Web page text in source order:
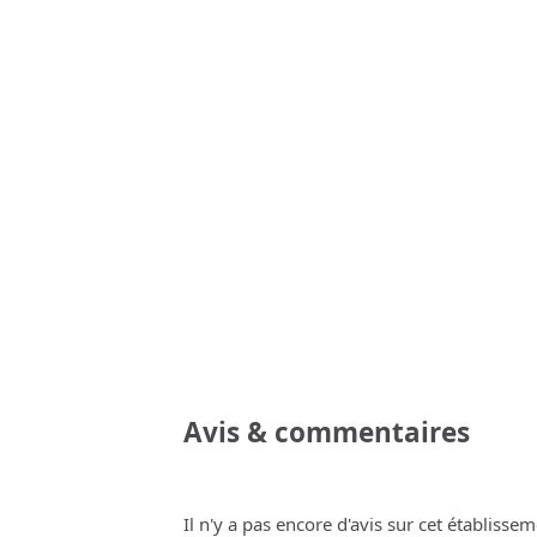
Avis & commentaires
Il n'y a pas encore d'avis sur cet